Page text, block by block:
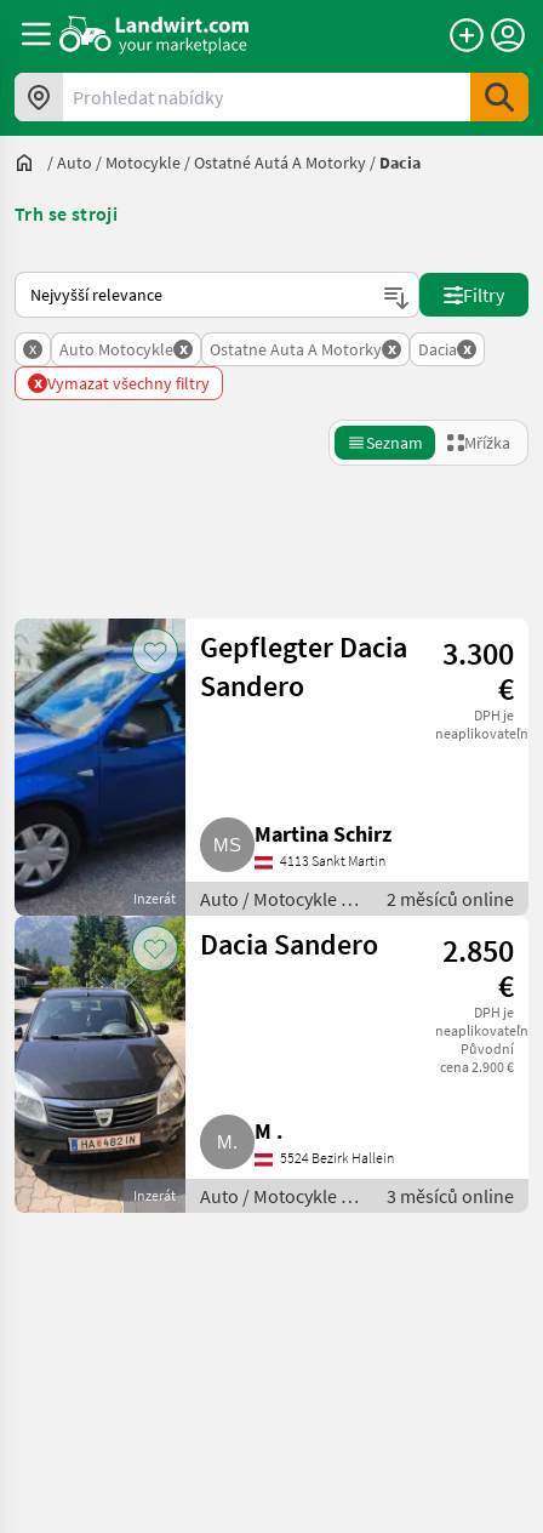
Prohledat nabídky
/Auto / Motocykle /Ostatné Autá A Motorky / Dacia
Trh se stroji
Takto se řadí nabídky na Landwirt.com
Filtry
x Auto Motocykle x Ostatne Auta A Motorky x Dacia x
x Vymazat všechny filtry
Seznam Mřížka
Kategorie 4 Země Filtry
AKTUÁLNÍ
CESTA
osobné
automobily /
nákladné
automobily /
mopedy
Auto
Motocykle
Ostatne
Auta A
Motorky
Dacia
KATEGORII
Dacia
Nero
Obnovit
Zobrazit
výsledků
Inzerát
Gepflegter Dacia
Sandero
3.300
€
DPH je
neaplikovateľné
Martina Schirz
4113 Sankt Martin
Auto / Motocykle /
ostatné autá a
motorky
2 měsíců online
Inzerát
Dacia Sandero
2.850
€
DPH je
neaplikovateľné
Původní
cena 2.900 €
M .
5524 Bezirk Hallein
Auto / Motocykle /
ostatné autá a
3 měsíců online